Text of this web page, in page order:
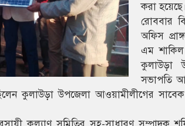
করা হয়েছে।
রোববার
অফিস
এম
কুলাউড়া
সভাপতি
ছিলেন কুলাউড়া উপজেলা আওয়ামীলীগের